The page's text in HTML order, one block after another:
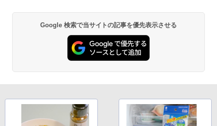
Google 検索で当サイトの記事を優先表示させる